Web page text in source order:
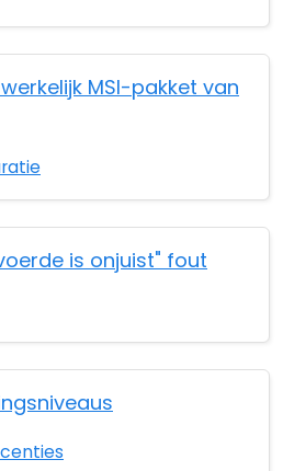
MSI-pakket van
is onjuist" fout